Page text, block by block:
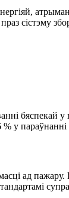
сістэму
бяспекай
у
ад